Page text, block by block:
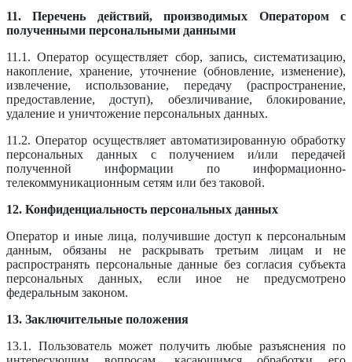
11. Перечень действий, производимых Оператором с
полученными персональными данными
11.1. Оператор осуществляет сбор, запись, систематизацию,
накопление, хранение, уточнение (обновление, изменение),
извлечение, использование, передачу (распространение,
предоставление, доступ), обезличивание, блокирование,
удаление и уничтожение персональных данных.
11.2. Оператор осуществляет автоматизированную обработку
персональных данных с получением и/или передачей
полученной информации по информационно-
телекоммуникационным сетям или без таковой.
12. Конфиденциальность персональных данных
Оператор и иные лица, получившие доступ к персональным
данным, обязаны не раскрывать третьим лицам и не
распространять персональные данные без согласия субъекта
персональных данных, если иное не предусмотрено
федеральным законом.
13. Заключительные положения
13.1. Пользователь может получить любые разъяснения по